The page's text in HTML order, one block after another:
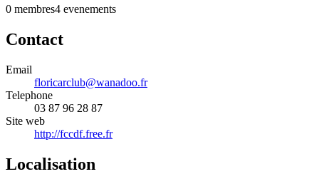
0 membres4 evenements
Contact
Email
floricarclub@wanadoo.fr
Telephone
03 87 96 28 87
Site web
http://fccdf.free.fr
Localisation